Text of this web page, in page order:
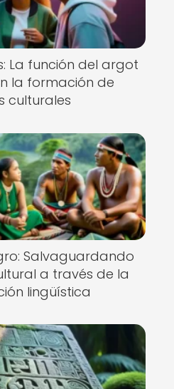
La función del argot
la formación de
culturales
Salvaguardando
a través de la
lingüística